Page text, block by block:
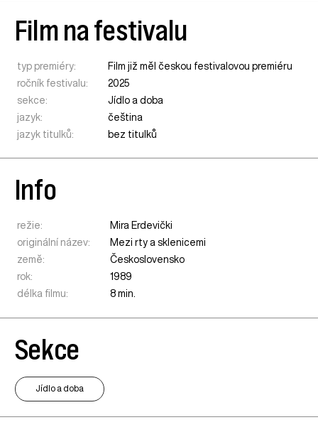
Film na festivalu
typ premiéry:
Film již měl českou festivalovou premiéru
ročník festivalu:
2025
sekce:
Jídlo a doba
jazyk:
čeština
jazyk titulků:
bez titulků
Info
režie:
Mira Erdevički
originální název:
Mezi rty a sklenicemi
země:
Československo
rok:
1989
délka filmu:
8 min.
Sekce
Jídlo a doba